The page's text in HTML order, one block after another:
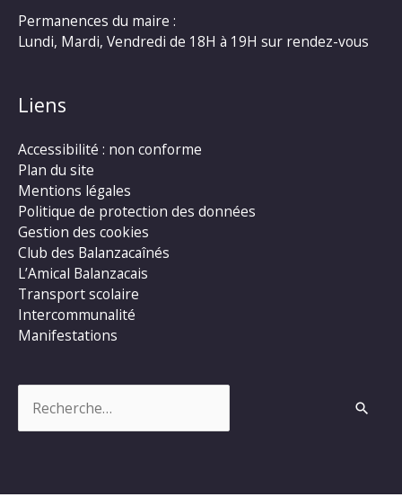
Permanences du maire :
Lundi, Mardi, Vendredi de 18H à 19H sur rendez-vous
Liens
Accessibilité : non conforme
Plan du site
Mentions légales
Politique de protection des données
Gestion des cookies
Club des Balanzacaînés
L’Amical Balanzacais
Transport scolaire
Intercommunalité
Manifestations